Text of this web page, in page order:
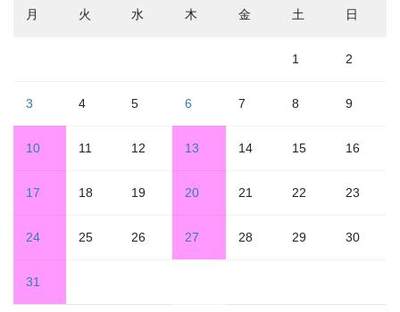
月 火 水 木 金 土 日
1 2
3 4 5 6 7 8 9
10 11 12 13 14 15 16
17 18 19 20 21 22 23
24 25 26 27 28 29 30
31